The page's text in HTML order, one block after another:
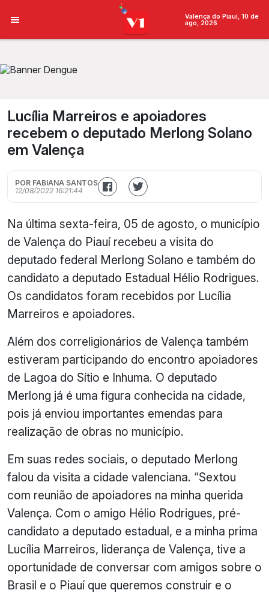
Valença do Piauí, 10 de
ago, 2026
Lucília Marreiros e apoiadores
recebem o deputado Merlong Solano
em Valença
POR FABIANA SANTOS
12/08/2022 16:21:44
Na última sexta-feira, 05 de agosto, o município
de Valença do Piauí recebeu a visita do
deputado federal Merlong Solano e também do
candidato a deputado Estadual Hélio Rodrigues.
Os candidatos foram recebidos por Lucília
Marreiros e apoiadores.
Além dos correligionários de Valença também
estiveram participando do encontro apoiadores
de Lagoa do Sítio e Inhuma. O deputado
Merlong já é uma figura conhecida na cidade,
pois já enviou importantes emendas para
realização de obras no município.
Em suas redes sociais, o deputado Merlong
falou da visita a cidade valenciana. “Sextou
com reunião de apoiadores na minha querida
Valença. Com o amigo Hélio Rodrigues, pré-
candidato a deputado estadual, e a minha prima
Lucília Marreiros, liderança de Valença, tive a
oportunidade de conversar com amigos sobre o
Brasil e o Piauí que queremos construir e o